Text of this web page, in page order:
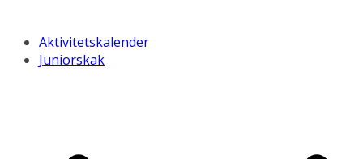
Aktivitetskalender
Juniorskak